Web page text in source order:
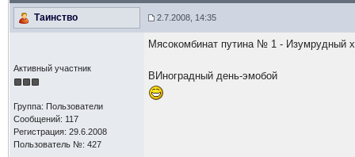
Таинство 2.7.2008, 14:35
Активный участник
Группа: Пользователи
Сообщений: 117
Регистрация: 29.6.2008
Пользователь №: 427
Мясокомбинат путина № 1 - Изумрудный
ВИноградный день-эмобой